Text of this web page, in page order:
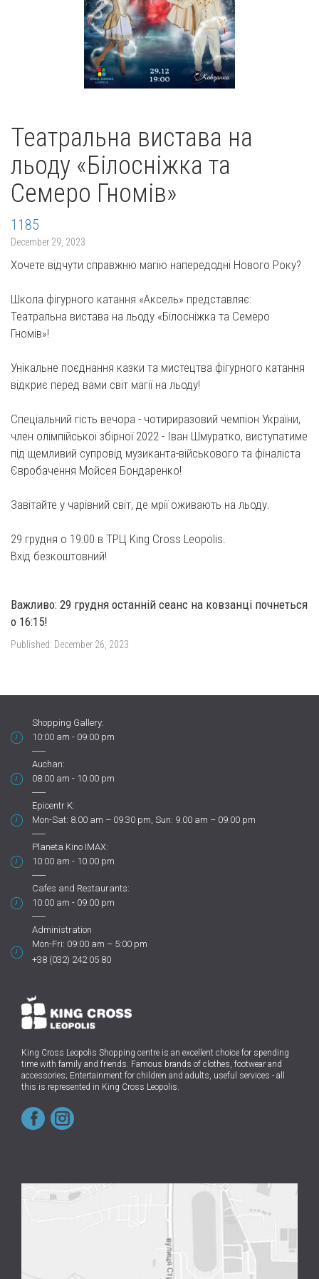
Театральна вистава на
льоду «Білосніжка та
Семеро Гномів»
1185
December 29, 2023
Хочете відчути справжню магію напередодні Нового Року?
Школа фігурного катання «Аксель» представляє:
Театральна вистава на льоду «Білосніжка та Семеро
Гномів»!
Унікальне поєднання казки та мистецтва фігурного катання
відкриє перед вами світ магії на льоду!
Спеціальний гість вечора - чотириразовий чемпіон України,
член олімпійської збірної 2022 - Іван Шмуратко, виступатиме
під щемливий супровід музиканта-військового та фіналіста
Євробачення Мойсея Бондаренко!
Завітайте у чарівний світ, де мрії оживають на льоду.
29 грудня о 19:00 в ТРЦ King Cross Leopolis.
Вхід безкоштовний!
Важливо: 29 грудня останній сеанс на ковзанці почнеться
о 16:15!
Published: December 26, 2023
Shopping Gallery:
10:00 am - 09.00 pm
Auchan:
08:00 am - 10.00 pm
Epicentr K:
Mon-Sat: 8.00 am – 09.30 pm, Sun: 9.00 am – 09.00 pm
Planeta Kino IMAX:
10:00 am - 10.00 pm
Cafes and Restaurants:
10:00 am - 09.00 pm
Administration
Mon-Fri: 09:00 am – 5:00 pm
+38 (032) 242 05 80
King Cross Leopolis Shopping centre is an excellent choice for spending
time with family and friends. Famous brands of clothes, footwear and
accessories; Entertainment for children and adults, useful services - all
this is represented in King Cross Leopolis.